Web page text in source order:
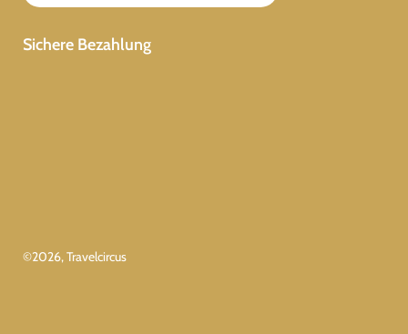
Sichere Bezahlung
©2026, Travelcircus